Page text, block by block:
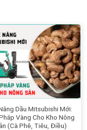
Dầu Mitsubishi Mới:
Vàng Cho Kho Nông
(Cà Phê, Tiêu, Điều)